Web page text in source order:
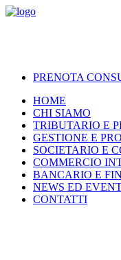
PRENOTA
HOME
CHI SIAMO
TRIBUTARIO E
GESTIONE E
SOCIETARIO E
COMMERCIO
BANCARIO E
NEWS ED
CONTATTI